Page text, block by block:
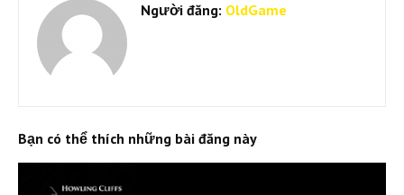
Người đăng: OldGame
Bạn có thể thích những bài đăng này